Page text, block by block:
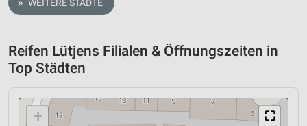
WEITERE STÄDTE
Reifen Lütjens Filialen & Öffnungszeiten in
Top Städten
⛶
+